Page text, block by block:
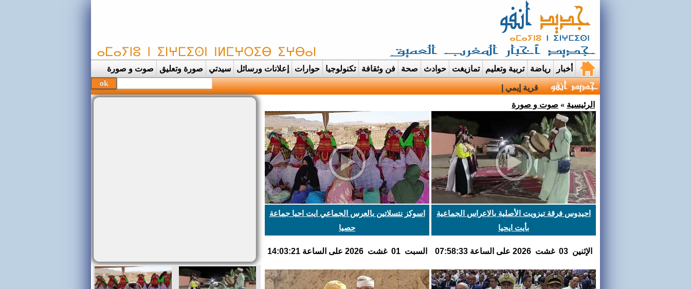
أخبار رياضة تربية وتعليم تمازيغت حوادث صحة فن وثقافة تكنولوجيا حوارات إعلانات ورسائل سيدتي صورة وتعليق صوت و صورة
قرية إيمي نواسيف بتارودانت تتحول الى عرس ايماني مهيب احتفاء بحفظة القرآن الك |
الرئيسية » صوت و صورة
احيدوس فرقة تيزويت الأصلية بالاعراس الجماعية
بأيت ايحيا
اﻹثنين 03 غشت 2026 على الساعة 07:58:33
اسوكز نتسلاتين بالعرس الجماعي ايت احيا جماعة
حصيا
السبت 01 غشت 2026 على الساعة 14:03:21